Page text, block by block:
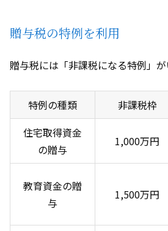
贈与税の特例を利用
贈与税には「非課税になる特例」が
特例の種類 非課税枠
住宅取得資金
の贈与
1,000万円
教育資金の贈
与
1,500万円